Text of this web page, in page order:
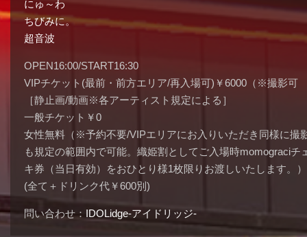
にゅ～わ
ちびみに。
超音波
OPEN16:00/START16:30
VIPチケット(最前・前方エリア/再入場可)￥6000（※撮影可
［静止画/動画※各アーティスト規定による］
一般チケット￥0
女性無料（※予約不要/VIPエリアにお入りいただき同様に撮
も規定の範囲内で可能。織姫割としてご入場時momograciチ
キ券（当日有効）をおひとり様1枚限りお渡しいたします。）
(全て＋ドリンク代￥600別)
問い合わせ： IDOLidge-アイドリッジ-